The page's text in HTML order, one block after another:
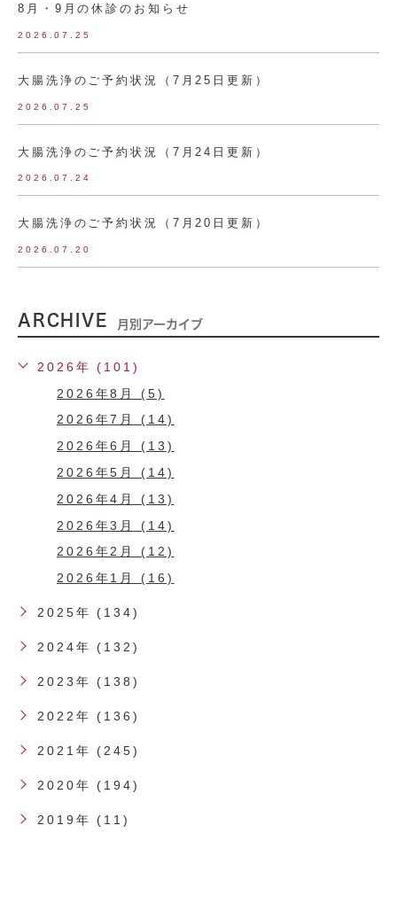
8月・9月の休診のお知らせ
2026.07.25
大腸洗浄のご予約状況（7月25日更新）
2026.07.25
大腸洗浄のご予約状況（7月24日更新）
2026.07.24
大腸洗浄のご予約状況（7月20日更新）
2026.07.20
ARCHIVE 月別アーカイブ
2026年 (101)
2026年8月 (5)
2026年7月 (14)
2026年6月 (13)
2026年5月 (14)
2026年4月 (13)
2026年3月 (14)
2026年2月 (12)
2026年1月 (16)
2025年 (134)
2024年 (132)
2023年 (138)
2022年 (136)
2021年 (245)
2020年 (194)
2019年 (11)